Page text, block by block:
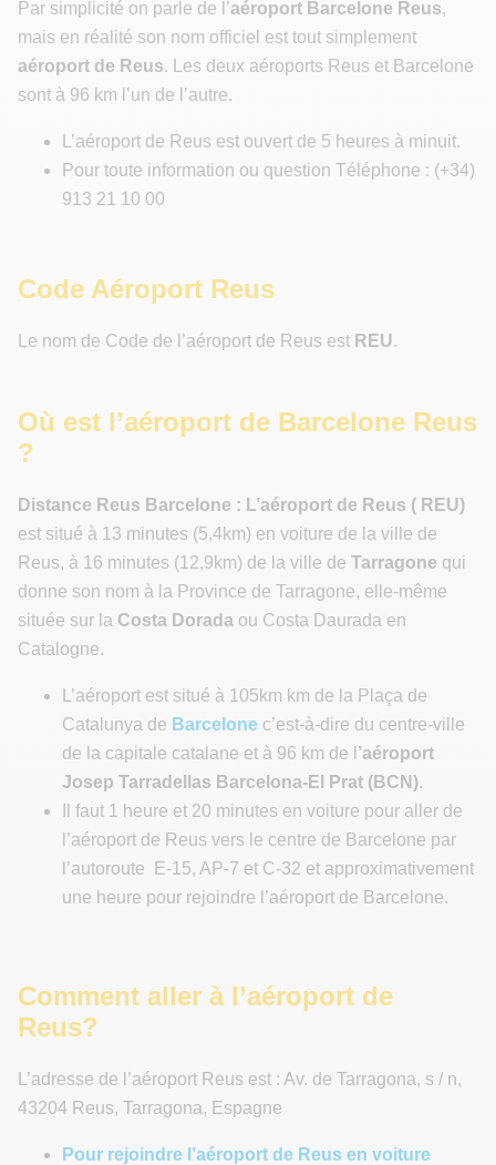
Par simplicité on parle de l’aéroport Barcelone Reus,
mais en réalité son nom officiel est tout simplement
aéroport de Reus. Les deux aéroports Reus et Barcelone
sont à 96 km l’un de l’autre.
L’aéroport de Reus est ouvert de 5 heures à minuit.
Pour toute information ou question Téléphone : (+34)
913 21 10 00
Code Aéroport Reus
Le nom de Code de l’aéroport de Reus est REU.
Où est l’aéroport de Barcelone Reus
?
Distance Reus Barcelone : L’aéroport de Reus ( REU)
est situé à 13 minutes (5,4km) en voiture de la ville de
Reus, à 16 minutes (12,9km) de la ville de Tarragone qui
donne son nom à la Province de Tarragone, elle-même
située sur la Costa Dorada ou Costa Daurada en
Catalogne.
L’aéroport est situé à 105km km de la Plaça de
Catalunya de Barcelone c’est-à-dire du centre-ville
de la capitale catalane et à 96 km de l ’aéroport
Josep Tarradellas Barcelona-El Prat (BCN).
Il faut 1 heure et 20 minutes en voiture pour aller de
l’aéroport de Reus vers le centre de Barcelone par
l’autoroute E-15, AP-7 et C-32 et approximativement
une heure pour rejoindre l’aéroport de Barcelone.
Comment aller à l’aéroport de
Reus?
L’adresse de l’aéroport Reus est : Av. de Tarragona, s / n,
43204 Reus, Tarragona, Espagne
Pour rejoindre l’aéroport de Reus en voiture